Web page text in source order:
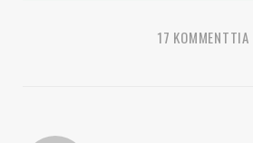
17 KOMMENTTIA